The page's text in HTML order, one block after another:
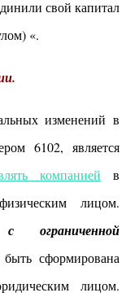
свой капитал
«.
изменений в
6102, является
компанией в
лицом.
ограниченной
сформирована
лицом.